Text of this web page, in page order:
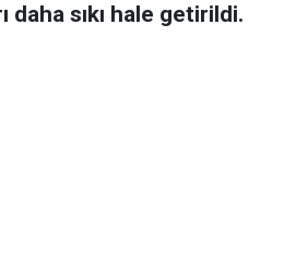
daha sıkı hale getirildi.